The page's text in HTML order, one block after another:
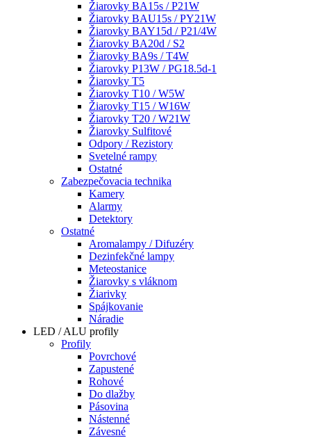
Žiarovky BA15s / P21W
Žiarovky BAU15s / PY21W
Žiarovky BAY15d / P21/4W
Žiarovky BA20d / S2
Žiarovky BA9s / T4W
Žiarovky P13W / PG18.5d-1
Žiarovky T5
Žiarovky T10 / W5W
Žiarovky T15 / W16W
Žiarovky T20 / W21W
Žiarovky Sulfitové
Odpory / Rezistory
Svetelné rampy
Ostatné
Zabezpečovacia technika
Kamery
Alarmy
Detektory
Ostatné
Aromalampy / Difuzéry
Dezinfekčné lampy
Meteostanice
Žiarovky s vláknom
Žiarivky
Spájkovanie
Náradie
LED / ALU profily
Profily
Povrchové
Zapustené
Rohové
Do dlažby
Pásovina
Nástenné
Závesné